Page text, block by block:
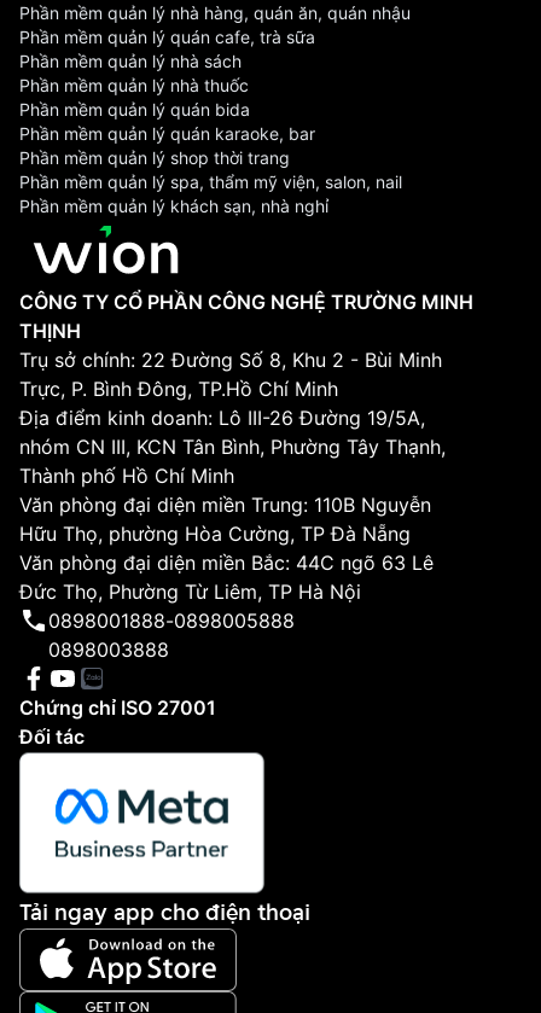
Phần mềm quản lý nhà hàng, quán ăn, quán nhậu
Phần mềm quản lý quán cafe, trà sữa
Phần mềm quản lý nhà sách
Phần mềm quản lý nhà thuốc
Phần mềm quản lý quán bida
Phần mềm quản lý quán karaoke, bar
Phần mềm quản lý shop thời trang
Phần mềm quản lý spa, thẩm mỹ viện, salon, nail
Phần mềm quản lý khách sạn, nhà nghỉ
CÔNG TY CỔ PHẦN CÔNG NGHỆ TRƯỜNG MINH
THỊNH
Trụ sở chính: 22 Đường Số 8, Khu 2 - Bùi Minh
Trực, P. Bình Đông, TP.Hồ Chí Minh
Địa điểm kinh doanh: Lô III-26 Đường 19/5A,
nhóm CN III, KCN Tân Bình, Phường Tây Thạnh,
Thành phố Hồ Chí Minh
Văn phòng đại diện miền Trung: 110B Nguyễn
Hữu Thọ, phường Hòa Cường, TP Đà Nẵng
Văn phòng đại diện miền Bắc: 44C ngõ 63 Lê
Đức Thọ, Phường Từ Liêm, TP Hà Nội
0898001888-0898005888
0898003888
Chứng chỉ ISO 27001
Đối tác
Tải ngay app cho điện thoại